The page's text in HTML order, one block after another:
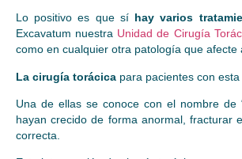
Lo positivo es que sí hay varios
Excavatum nuestra Unidad de Cirugía
como en cualquier otra patología que afecte
La cirugía torácica para pacientes con
Una de ellas se conoce con el nombre de
hayan crecido de forma anormal, fracturar
correcta.